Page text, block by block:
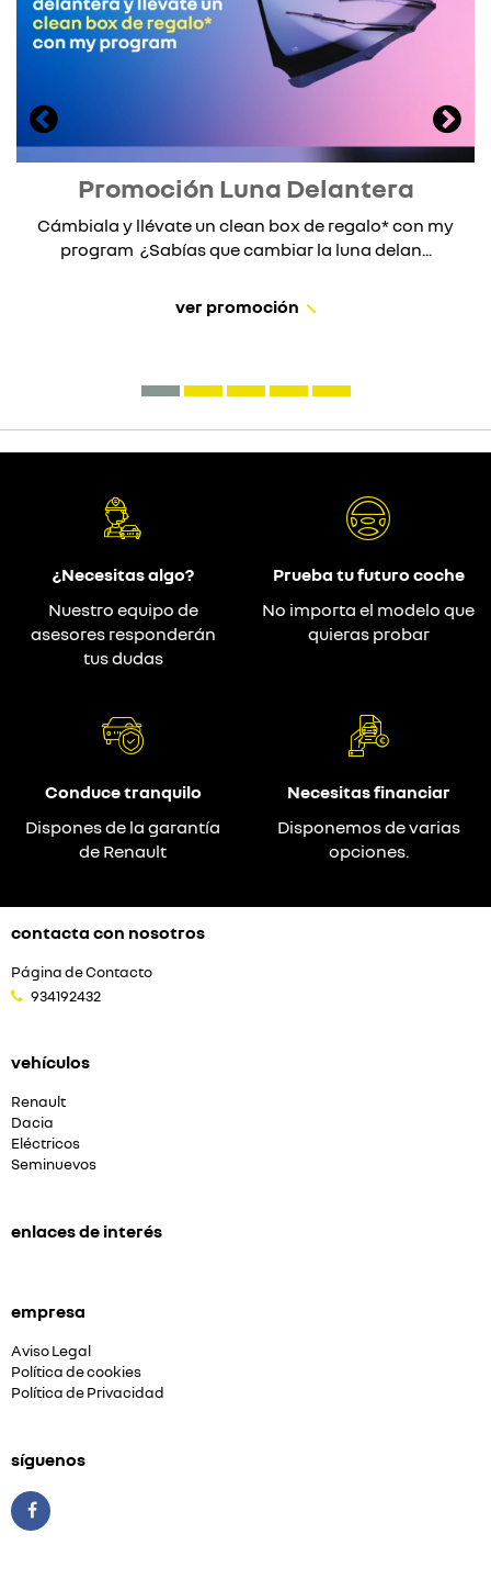
Promoción Luna Delantera
Cámbiala y llévate un clean box de regalo* con my
program ¿Sabías que cambiar la luna delan...
ver promoción
¿Necesitas algo?
Nuestro equipo de
asesores responderán
tus dudas
Prueba tu futuro coche
No importa el modelo que
quieras probar
Conduce tranquilo
Dispones de la garantía
de Renault
Necesitas financiar
Disponemos de varias
opciones.
contacta con nosotros
Página de Contacto
934192432
vehículos
Renault
Dacia
Eléctricos
Seminuevos
enlaces de interés
empresa
Aviso Legal
Política de cookies
Política de Privacidad
síguenos